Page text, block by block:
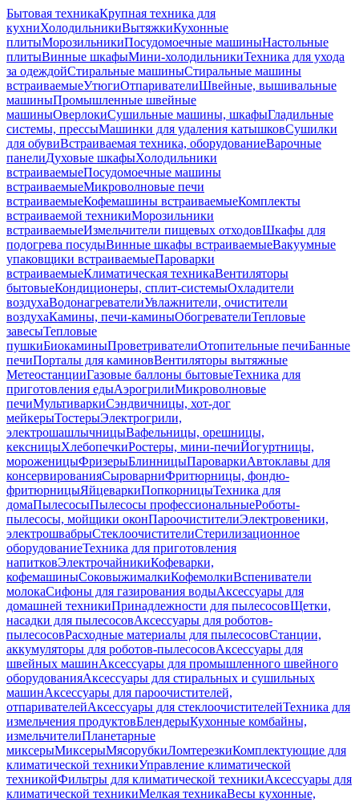
Бытовая техникаКрупная техника для
кухниХолодильникиВытяжкиКухонные
плитыМорозильникиПосудомоечные машиныНастольные
плитыВинные шкафыМини-холодильникиТехника для ухода
за одеждойСтиральные машиныСтиральные машины
встраиваемыеУтюгиОтпаривателиШвейные, вышивальные
машиныПромышленные швейные
машиныОверлокиСушильные машины, шкафыГладильные
системы, прессыМашинки для удаления катышковСушилки
для обувиВстраиваемая техника, оборудованиеВарочные
панелиДуховые шкафыХолодильники
встраиваемыеПосудомоечные машины
встраиваемыеМикроволновые печи
встраиваемыеКофемашины встраиваемыеКомплекты
встраиваемой техникиМорозильники
встраиваемыеИзмельчители пищевых отходовШкафы для
подогрева посудыВинные шкафы встраиваемыеВакуумные
упаковщики встраиваемыеПароварки
встраиваемыеКлиматическая техникаВентиляторы
бытовыеКондиционеры, сплит-системыОхладители
воздухаВодонагревателиУвлажнители, очистители
воздухаКамины, печи-каминыОбогревателиТепловые
завесыТепловые
пушкиБиокаминыПроветривателиОтопительные печиБанные
печиПорталы для каминовВентиляторы вытяжные
МетеостанцииГазовые баллоны бытовыеТехника для
приготовления едыАэрогрилиМикроволновые
печиМультиваркиСэндвичницы, хот-дог
мейкерыТостерыЭлектрогрили,
электрошашлычницыВафельницы, орешницы,
кексницыХлебопечкиРостеры, мини-печиЙогуртницы,
мороженицыФризерыБлинницыПароваркиАвтоклавы для
консервированияСыроварниФритюрницы, фондю-
фритюрницыЯйцеваркиПопкорницыТехника для
домаПылесосыПылесосы профессиональныеРоботы-
пылесосы, мойщики оконПароочистителиЭлектровеники,
электрошвабрыСтеклоочистителиСтерилизационное
оборудованиеТехника для приготовления
напитковЭлектрочайникиКофеварки,
кофемашиныСоковыжималкиКофемолкиВспениватели
молокаСифоны для газирования водыАксессуары для
домашней техникиПринадлежности для пылесосовЩетки,
насадки для пылесосовАксессуары для роботов-
пылесосовРасходные материалы для пылесосовСтанции,
аккумуляторы для роботов-пылесосовАксессуары для
швейных машинАксессуары для промышленного швейного
оборудованияАксессуары для стиральных и сушильных
машинАксессуары для пароочистителей,
отпаривателейАксессуары для стеклоочистителейТехника для
измельчения продуктовБлендерыКухонные комбайны,
измельчителиПланетарные
миксерыМиксерыМясорубкиЛомтерезкиКомплектующие для
климатической техникиУправление климатической
техникойФильтры для климатической техникиАксессуары для
климатической техникиМелкая техникаВесы кухонные,